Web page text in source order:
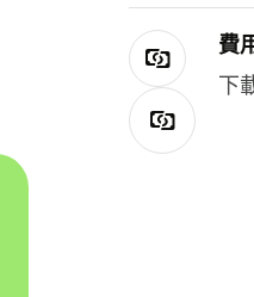
費
下